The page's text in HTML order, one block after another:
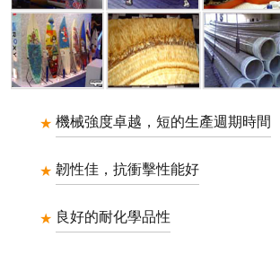
機械強度卓越，短的生產週期時間
韌性佳，抗衝擊性能好
良好的耐化學品性